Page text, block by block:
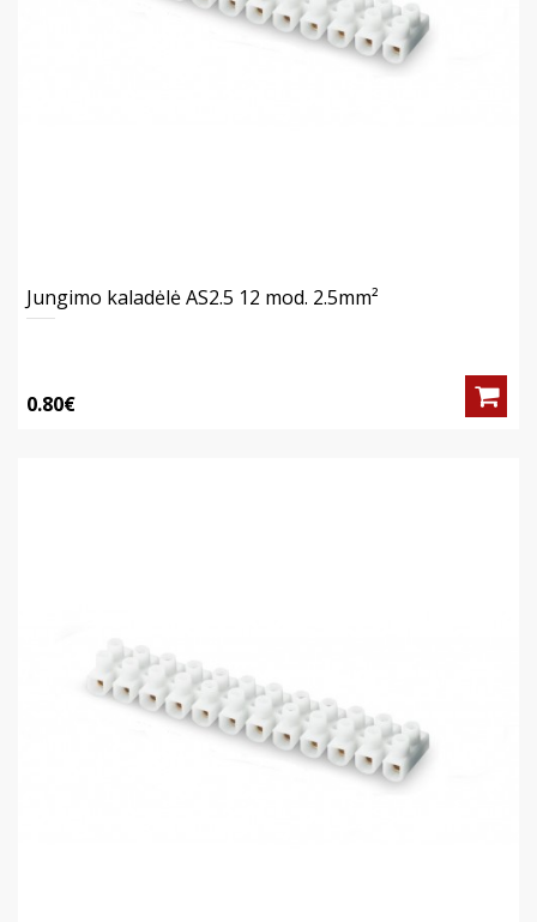
Jungimo kaladėlė AS2.5 12 mod. 2.5mm²
0.80€